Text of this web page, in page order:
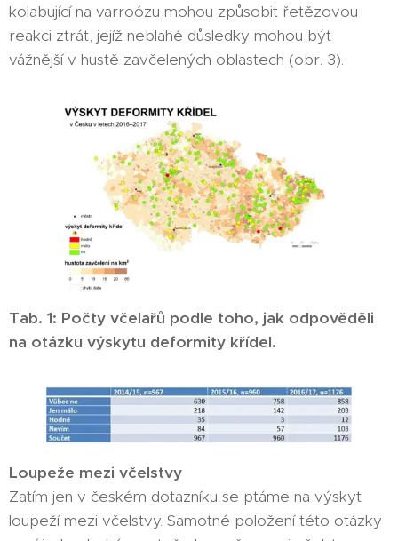
kolabující na varroózu mohou způsobit řetězovou
reakci ztrát, jejíž neblahé důsledky mohou být
vážnější v hustě zavčelených oblastech (obr. 3).
Tab. 1: Počty včelařů podle toho, jak odpověděli
na otázku výskytu deformity křídel.
Loupeže mezi včelstvy
Zatím jen v českém dotazníku se ptáme na výskyt
loupeží mezi včelstvy. Samotné položení této otázky